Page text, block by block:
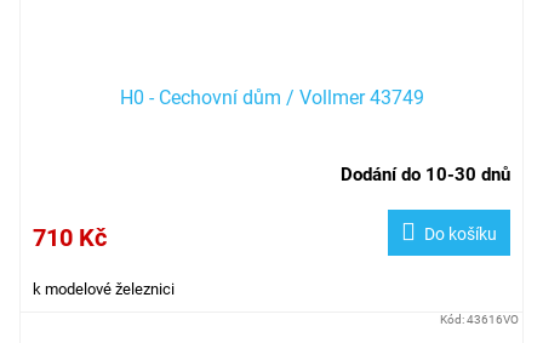
H0 - Cechovní dům / Vollmer 43749
Dodání do 10-30 dnů
710 Kč Do košíku
k modelové železnici
Kód:43616VO